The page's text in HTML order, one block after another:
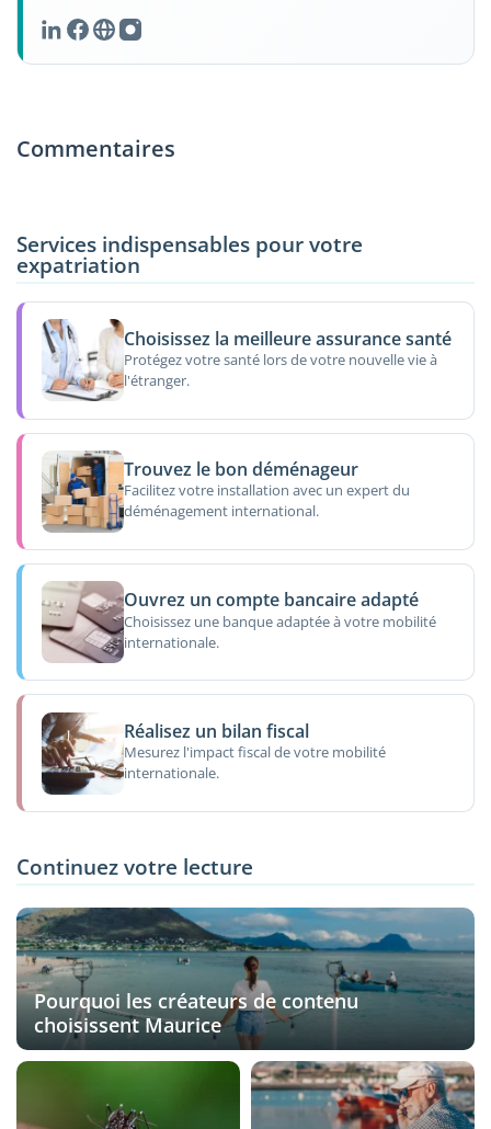
Commentaires
Services indispensables pour votre
expatriation
Choisissez la meilleure assurance santé
Protégez votre santé lors de votre nouvelle vie à
l'étranger.
Trouvez le bon déménageur
Facilitez votre installation avec un expert du
déménagement international.
Ouvrez un compte bancaire adapté
Choisissez une banque adaptée à votre mobilité
internationale.
Réalisez un bilan fiscal
Mesurez l'impact fiscal de votre mobilité
internationale.
Continuez votre lecture
Pourquoi les créateurs de contenu
choisissent Maurice